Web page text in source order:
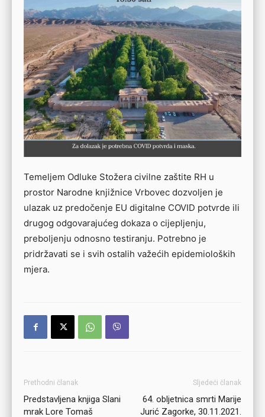
Temeljem Odluke Stožera civilne zaštite RH u
prostor Narodne knjižnice Vrbovec dozvoljen je
ulazak uz predočenje EU digitalne COVID potvrde ili
drugog odgovarajućeg dokaza o cijepljenju,
preboljenju odnosno testiranju. Potrebno je
pridržavati se i svih ostalih važećih epidemioloških
mjera.
Prethodni članak
Predstavljena knjiga Slani
mrak Lore Tomaš
Sljedeći članak
64. obljetnica smrti Marije
Jurić Zagorke, 30.11.2021.